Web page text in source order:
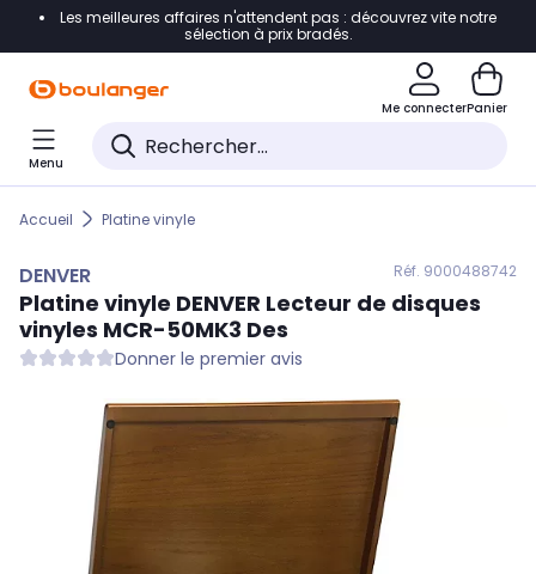
Accéder directement à la navigation
Accéder directement au pied de page
Accéder directement au chatbot
Les meilleures affaires n'attendent pas : découvrez vite notre
sélection à prix bradés.
Me connecterPanier
Menu
Accueil Platine vinyle
DENVER Réf. 9000488742
Platine vinyle DENVER Lecteur de disques
vinyles MCR-50MK3 Des
Donner le premier avis